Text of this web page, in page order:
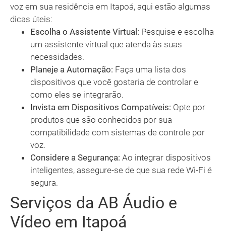
voz em sua residência em Itapoá, aqui estão algumas
dicas úteis:
Escolha o Assistente Virtual: Pesquise e escolha
um assistente virtual que atenda às suas
necessidades.
Planeje a Automação: Faça uma lista dos
dispositivos que você gostaria de controlar e
como eles se integrarão.
Invista em Dispositivos Compatíveis: Opte por
produtos que são conhecidos por sua
compatibilidade com sistemas de controle por
voz.
Considere a Segurança: Ao integrar dispositivos
inteligentes, assegure-se de que sua rede Wi-Fi é
segura.
Serviços da AB Áudio e
Vídeo em Itapoá